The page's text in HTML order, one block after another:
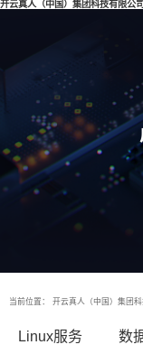
开云真人（中国）集团科技有限公司
当前位置： 开云真人（中国）集团科
Linux服务 数